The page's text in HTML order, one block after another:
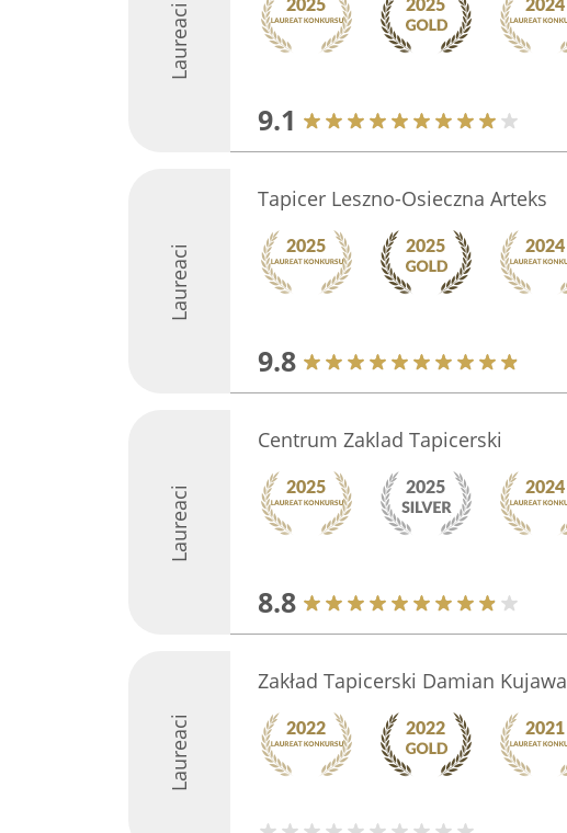
Laureaci
9.1
Laureaci
Tapicer Leszno-Osieczna Arteks
9.8
Laureaci
Centrum Zaklad Tapicerski
8.8
Laureaci
Zakład Tapicerski Damian Kujawa